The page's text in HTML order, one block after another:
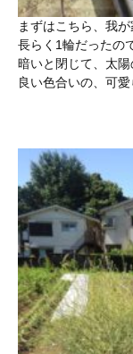
まずはこちら、我が
長らく1輪だったの
暗いと閉じて、太陽
良い色合いの、可